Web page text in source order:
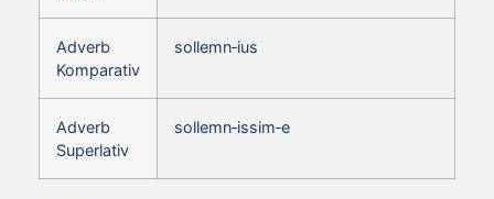
Adverb
Komparativ
sollemn‑ius
Adverb
Superlativ
sollemn‑issim‑e